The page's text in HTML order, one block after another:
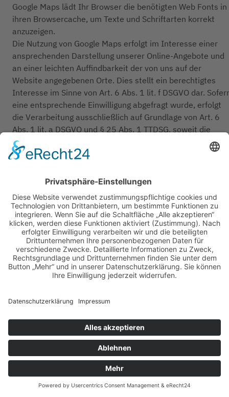
Google Maps lädt Ihr Browser die benötigten Web Fonts in
ihren Browsercache, um Texte und Schriftarten korrekt
anzuzeigen.
Die Nutzung von Google Maps erfolgt im Interesse einer
ansprechenden Darstellung unserer Online-Angebote und
an einer leichten Auffindbarkeit der von uns auf der
Website angegebenen Orte. Dies stellt ein berechtigtes
Interesse im Sinne von Art. 6 Abs. 1 lit. f DSGVO dar.
eine entsprechende Einwilligung abgefragt wurde, erfolgt
die Verarbeitung ausschließlich auf Grundlage von Art. 6
Abs. 1 lit. a DSGVO und § 25 Abs. 1 TTDSG, soweit die
Einwilligung die Speicherung von Cookies oder den Zugriff
auf Informationen im Endgerät des Nutzers (z. B. Device-
Einwilligung ist jederzeit widerrufbar.
Standardvertragsklauseln der EU-Kommission gestützt.
Details finden Sie hier:
https://privacy.google.com/businesses/
https://privacy.google.com/businesses/
Mehr Informationen zum Umgang mit Nutzerdaten finden
Sie in der Datenschutzerklärung von Google:
Aktuelles Programm
Termine